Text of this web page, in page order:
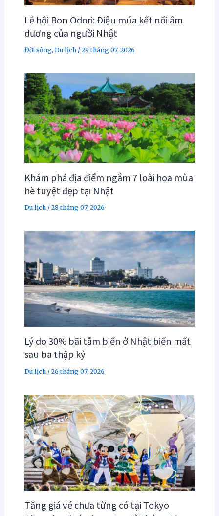
Lễ hội Bon Odori: Điệu múa kết nối âm
dương của người Nhật
Đời sống, Du lịch/29 tháng 07, 2026
Khám phá địa điểm ngắm 7 loài hoa mùa
hè tuyệt đẹp tại Nhật
Du lịch/28 tháng 07, 2026
Lý do 30% bãi tắm biển ở Nhật biến mất
sau ba thập kỷ
Du lịch/26 tháng 07, 2026
Tăng giá vé chưa từng có tại Tokyo